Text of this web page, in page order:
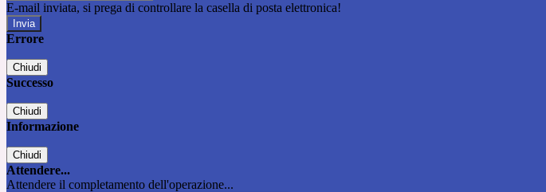
E-mail inviata, si prega di controllare la casella di posta elettronica!
Errore
Chiudi
Successo
Chiudi
Informazione
Chiudi
Attendere...
Attendere il completamento dell'operazione...